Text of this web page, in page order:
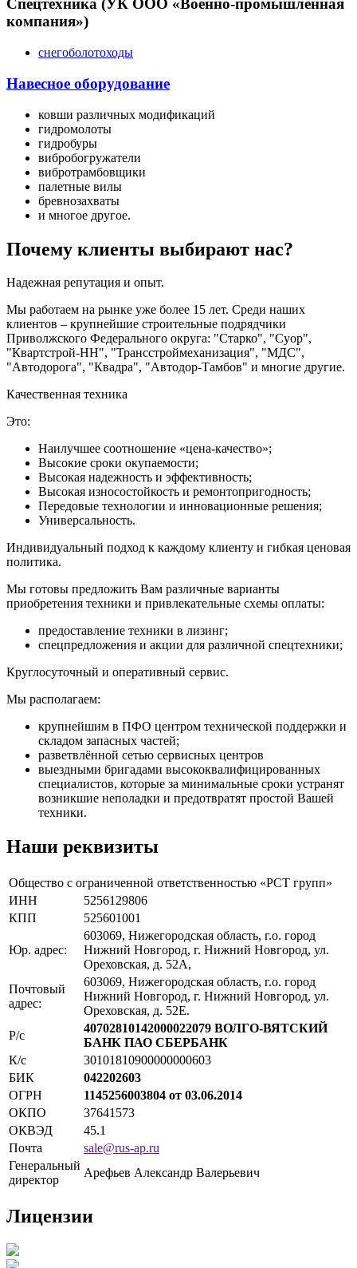
Спецтехника (УК ООО «Военно-промышленная
компания»)
снегоболотоходы
Навесное оборудование
ковши различных модификаций
гидромолоты
гидробуры
вибробогружатели
вибротрамбовщики
палетные вилы
бревнозахваты
и многое другое.
Почему клиенты выбирают нас?
Надежная репутация и опыт.
Мы работаем на рынке уже более 15 лет. Среди наших
клиентов – крупнейшие строительные подрядчики
Приволжского Федерального округа: "Старко", "Суор",
"Квартстрой-НН", "Трансстроймеханизация", "МДС",
"Автодорога", "Квадра", "Автодор-Тамбов" и многие другие.
Качественная техника
Это:
Наилучшее соотношение «цена-качество»;
Высокие сроки окупаемости;
Высокая надежность и эффективность;
Высокая износостойкость и ремонтопригодность;
Передовые технологии и инновационные решения;
Универсальность.
Индивидуальный подход к каждому клиенту и гибкая ценовая
политика.
Мы готовы предложить Вам различные варианты
приобретения техники и привлекательные схемы оплаты:
предоставление техники в лизинг;
спецпредложения и акции для различной спецтехники;
Круглосуточный и оперативный сервис.
Мы располагаем:
крупнейшим в ПФО центром технической поддержки и
складом запасных частей;
разветвлённой сетью сервисных центров
выездными бригадами высококвалифицированных
специалистов, которые за минимальные сроки устранят
возникшие неполадки и предотвратят простой Вашей
техники.
Наши реквизиты
Общество с ограниченной ответственностью «РСТ групп»
ИНН
5256129806
КПП
525601001
Юр. адрес:
603069, Нижегородская область, г.о. город
Нижний Новгород, г. Нижний Новгород, ул.
Ореховская, д. 52А,
Почтовый
адрес:
603069, Нижегородская область, г.о. город
Нижний Новгород, г. Нижний Новгород, ул.
Ореховская, д. 52Е.
Р/с
40702810142000022079 ВОЛГО-ВЯТСКИЙ
БАНК ПАО СБЕРБАНК
К/с
30101810900000000603
БИК
042202603
ОГРН
1145256003804 от 03.06.2014
ОКПО
37641573
ОКВЭД
45.1
Почта
sale@rus-ap.ru
Генеральный
директор
Арефьев Александр Валерьевич
Лицензии